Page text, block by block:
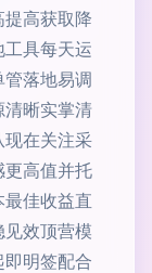
高获取降
具每天运
落地易调
清晰实掌清
在关注采
更高值并托
佳收益直
效顶营模
明签配合